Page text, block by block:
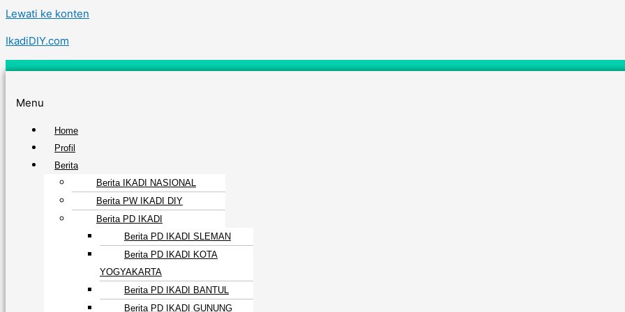
Lewati ke konten
IkadiDIY.com
Menu
Home
Profil
Berita
Berita IKADI NASIONAL
Berita PW IKADI DIY
Berita PD IKADI
Berita PD IKADI SLEMAN
Berita PD IKADI KOTA
YOGYAKARTA
Berita PD IKADI BANTUL
Berita PD IKADI GUNUNG